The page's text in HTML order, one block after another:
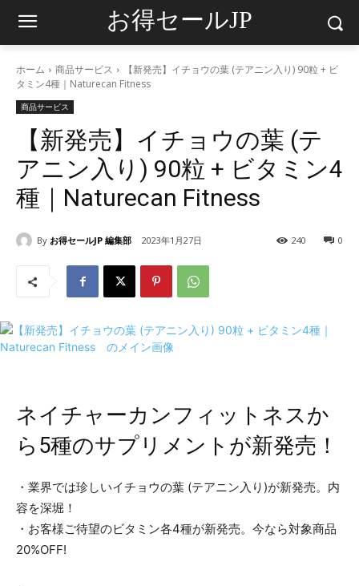
お得セールJP
ホーム 商品サービス
【新発売】イチョウの葉 (テアニン入り) 90粒 + ビ
タミン4種｜Naturecan Fitness
商品サービス
【新発売】イチョウの葉 (テ
アニン入り) 90粒 + ビタミン4
種｜Naturecan Fitness
By お得セールJP 編集部 2023年1月27日 0
240
ネイチャーカンフィットネスか
ら5種のサプリメントが新発売！
・業界では珍しいイチョウの葉 (テアニン入り)が新発売。内
容を深堀！
・お客様ご待望のビタミン各4種が新発売。今なら対象商品
20%OFF!